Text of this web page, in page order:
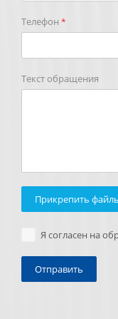
Телефон *
Текст обращения
Прикрепить
Я согласен на